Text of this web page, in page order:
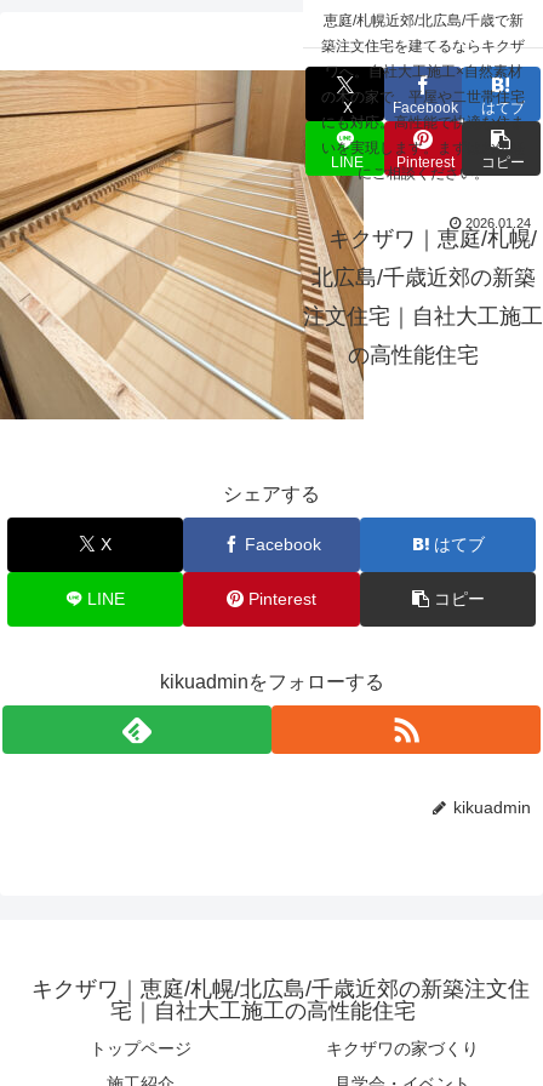
恵庭/札幌近郊/北広島/千歳で新
築注文住宅を建てるならキクザ
ワへ。自社大工施工×自然素材
の木の家で、平屋や二世帯住宅
にも対応。高性能で快適な住ま
いを実現します。まずはお気軽
にご相談ください。
キクザワ｜恵庭/札幌/
北広島/千歳近郊の新築
注文住宅｜自社大工施工
の高性能住宅
☰
2025-5-2-83
X Facebook はてブ
LINE Pinterest コピー
2026.01.24
シェアする
X Facebook はてブ
LINE Pinterest コピー
kikuadminをフォローする
kikuadmin
キクザワ｜恵庭/札幌/北広島/千歳近郊の新築注文住
宅｜自社大工施工の高性能住宅
トップページ
キクザワの家づくり